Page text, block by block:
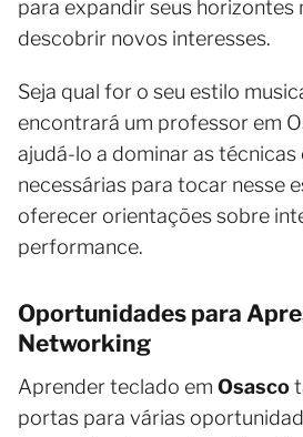
para expandir seus horizontes
descobrir novos interesses.
Seja qual for o seu estilo
encontrará um professor em
ajudá-lo a dominar as
necessárias para tocar nesse
oferecer orientações sobre
performance.
Oportunidades para
Networking
Aprender teclado em Osasco
portas para várias